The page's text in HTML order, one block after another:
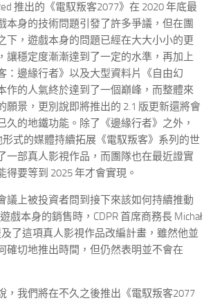
推出的《電馭叛客2077》在 2020 年底最
本身的技術問題引發了許多爭議，但在團
下，遊戲本身的問題已經在大大小小的更
讓穩定度漸漸達到了一定的水準，再加上
：邊緣行者》以及大型資料片《自由幻
作的人氣終於達到了一個巔峰，而整體來
願景，更別說即將推出的 2.1 版更新還將會
久的地鐵功能。除了《邊緣行者》之外，
形式的媒體持續拓展《電馭叛客》系列的世
一部真人影視作品，而團隊也在最近證實
得要等到 2025 年才會實現。
議上被投資者問到接下來該如何持續推動
戲本身的銷售時，CDPR 首席商務長 Michał
及了這項真人影視作品改編計畫，雖然他並
確切地推出時間，但仍然表明並不會在
，我們將在不久之後推出《電馭叛客2077